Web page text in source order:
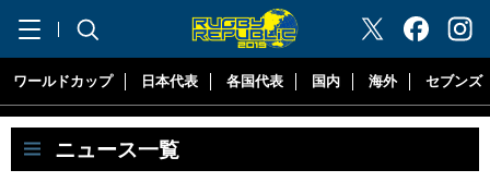
"ラグビーリパブリック"
ワールドカップ 日本代表 各国代表 国内 海外 セブンズ
ニュース一覧